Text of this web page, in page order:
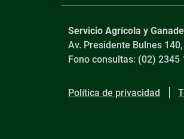
Servicio Agrícola y
Av. Presidente Bulnes
Fono consultas: (02) 2345
Política de privacidad